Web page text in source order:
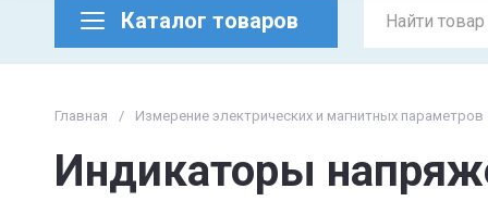
Каталог товаров
Главная / Измерение электрических и магнитных параметров
Индикаторы